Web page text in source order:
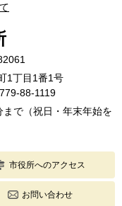
1丁目1番1号
88-1119
で（祝日・年末年始を
市役所へのアクセス
お問い合わせ